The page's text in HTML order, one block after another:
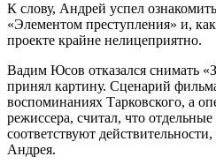
К слову, Андрей успел
«Элементом преступления» и,
проекте крайне нелицеприятно.
Вадим Юсов отказался снимать
принял картину. Сценарий
воспоминаниях Тарковского, а
режиссера, считал, что
соответствуют
Андрея.